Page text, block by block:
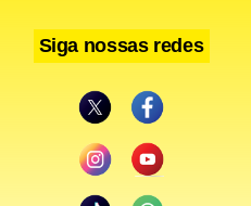
Siga nossas redes